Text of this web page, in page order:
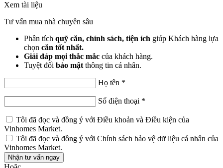
Xem tài liệu
Tư vấn mua nhà chuyên sâu
Phân tích quỹ căn, chính sách, tiện ích giúp Khách hàng lựa
chọn căn tốt nhất.
Giải đáp mọi thắc mắc của khách hàng.
Tuyệt đối bảo mật thông tin cá nhân.
Họ tên *
Số điện thoại *
Tôi đã đọc và đồng ý với Điều khoản và Điều kiện của
Vinhomes Market.
Tôi đã đọc và đồng ý với Chính sách bảo vệ dữ liệu cá nhân của
Vinhomes Market.
Nhận tư vấn ngay